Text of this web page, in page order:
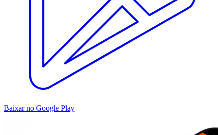
Baixar no Google Play